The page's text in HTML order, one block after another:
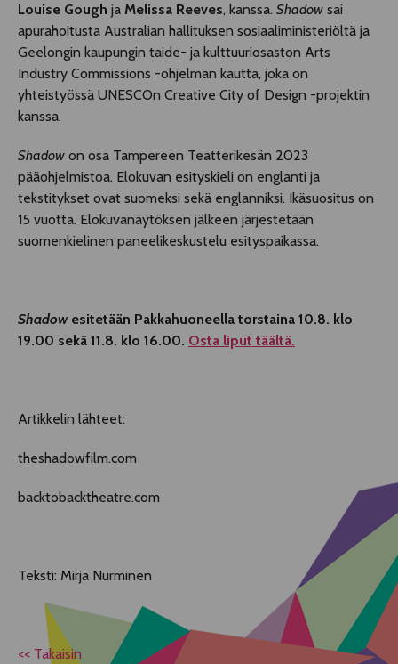
Louise Gough ja Melissa Reeves, kanssa. Shadow sai
apurahoitusta Australian hallituksen sosiaaliministeriöltä ja
Geelongin kaupungin taide- ja kulttuuriosaston Arts
Industry Commissions -ohjelman kautta, joka on
yhteistyössä UNESCOn Creative City of Design -projektin
kanssa.
Shadow on osa Tampereen Teatterikesän 2023
pääohjelmistoa. Elokuvan esityskieli on englanti ja
tekstitykset ovat suomeksi sekä englanniksi. Ikäsuositus on
15 vuotta. Elokuvanäytöksen jälkeen järjestetään
suomenkielinen paneelikeskustelu esityspaikassa.
Shadowesitetään Pakkahuoneella torstaina 10.8. klo
19.00 sekä 11.8. klo 16.00. Osta liput täältä.
Artikkelin lähteet:
theshadowfilm.com
backtobacktheatre.com
Teksti: Mirja Nurminen
<< Takaisin